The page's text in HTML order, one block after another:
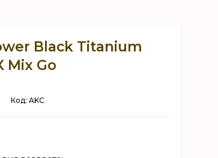
Black Titanium
Mix Go
Код: AKC